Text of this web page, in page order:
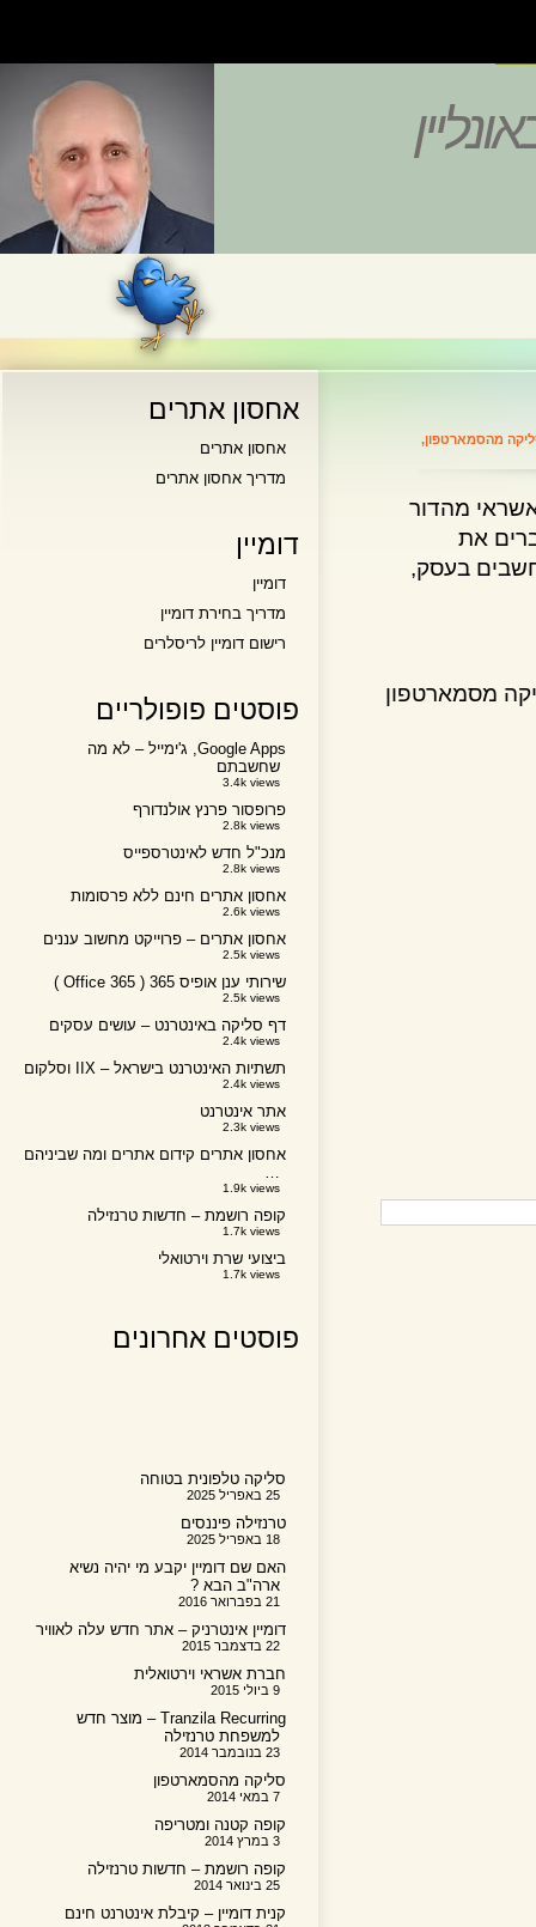
מהסמארטפון,
מהדור
את
בעסק,
מסמארטפון
אחסון אתרים
אחסון אתרים
מדריך אחסון אתרים
דומיין
דומיין
מדריך בחירת דומיין
רישום דומיין לריסלרים
פוסטים פופולריים
Google Apps, ג'ימייל – לא מה
שחשבתם
3.4k views
פרופסור פרנץ אולנדורף
2.8k views
מנכ"ל חדש לאינטרספייס
2.8k views
אחסון אתרים חינם ללא פרסומות
2.6k views
אחסון אתרים – פרוייקט מחשוב עננים
2.5k views
שירותי ענן אופיס 365 ( Office 365 )
2.5k views
דף סליקה באינטרנט – עושים עסקים
2.4k views
תשתיות האינטרנט בישראל – IIX וסלקום
2.4k views
אתר אינטרנט
2.3k views
אחסון אתרים קידום אתרים ומה שביניהם
1.9k views
קופה רושמת – חדשות טרנזילה
1.7k views
ביצועי שרת וירטואלי
1.7k views
פוסטים אחרונים
סליקה טלפונית בטוחה
טרנזילה פיננסים
האם שם דומיין יקבע מי יהיה נשיא
ארה"ב הבא ?
דומיין אינטרניק – אתר חדש עלה לאוויר
חברת אשראי וירטואלית
Tranzila Recurring – מוצר חדש
למשפחת טרנזילה
סליקה מהסמארטפון
קופה קטנה ומטריפה
קופה רושמת – חדשות טרנזילה
קנית דומיין – קיבלת אינטרנט חינם